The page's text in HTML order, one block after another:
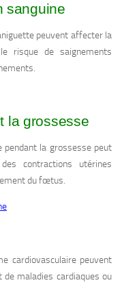
sanguine
peuvent affecter la
risque de saignements
la grossesse
pendant la grossesse peut
contractions utérines
du fœtus.
cardiovasculaire peuvent
maladies cardiaques ou